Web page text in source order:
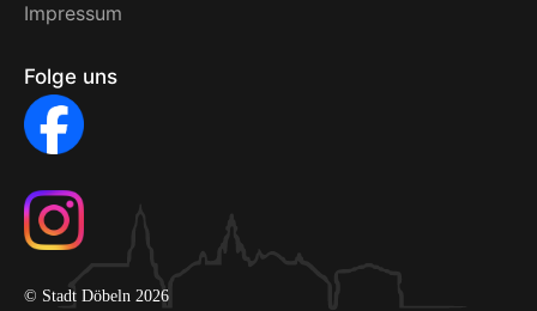
Impressum
Folge uns
© Stadt Döbeln 2026